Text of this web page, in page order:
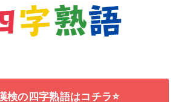
検の四字熟語はコチラ⭐